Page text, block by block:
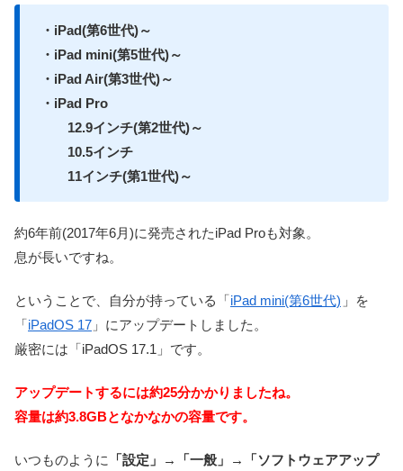
・iPad(第6世代)～
・iPad mini(第5世代)～
・iPad Air(第3世代)～
・iPad Pro
12.9インチ(第2世代)～
10.5インチ
11インチ(第1世代)～
約6年前(2017年6月)に発売されたiPad Proも対象。
息が長いですね。
ということで、自分が持っている「iPad mini(第6世代) 」を
「iPadOS 17 」にアップデートしました。
厳密には「iPadOS 17.1」です。
アップデートするには約25分かかりましたね。
容量は約3.8GBとなかなかの容量です。
いつものように
「設定」→「一般」→「ソフトウェアアップ